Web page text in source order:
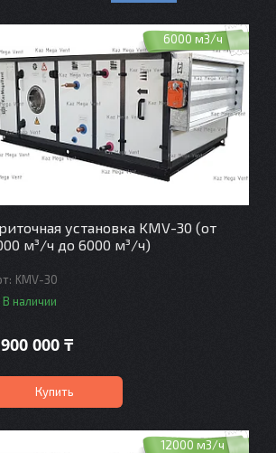
6000 м3/ч
установка KMV-30 (от
м³/ч до 6000 м³/ч)
KMV-30
В наличии
000 ₸
Купить
12000 м3/ч